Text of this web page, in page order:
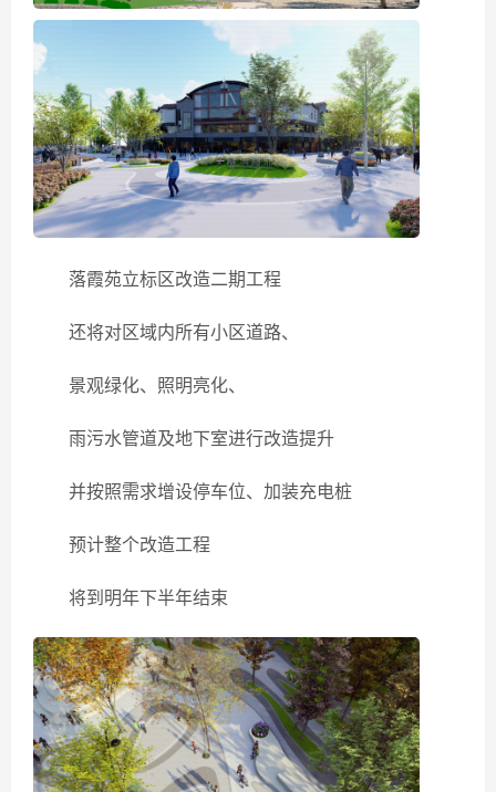
落霞苑立标区改造二期工程
还将对区域内所有小区道路、
景观绿化、照明亮化、
雨污水管道及地下室进行改造提升
并按照需求增设停车位、加装充电桩
预计整个改造工程
将到明年下半年结束